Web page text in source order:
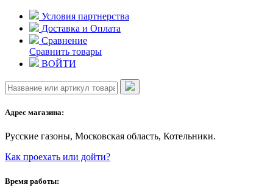
Skip
content
Условия партнерства
Доставка и Оплата
Сравнение
Сравнить товары
ВОЙТИ
Адрес магазина:
Русские газоны, Московская область, Котельники.
Как проехать или дойти?
Время работы: